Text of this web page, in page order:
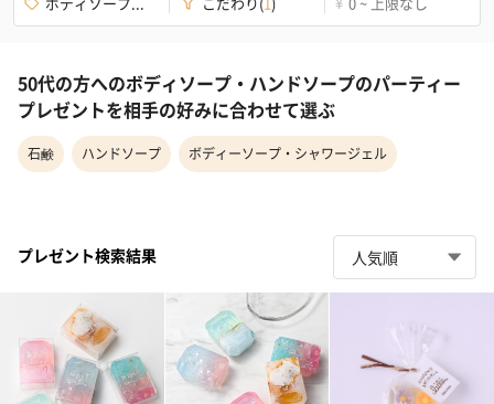
50代の方へのボディソープ・ハンドソープのパーティー
プレゼントを相手の好みに合わせて選ぶ
石鹸 ハンドソープ ボディーソープ・シャワージェル
プレゼント検索結果